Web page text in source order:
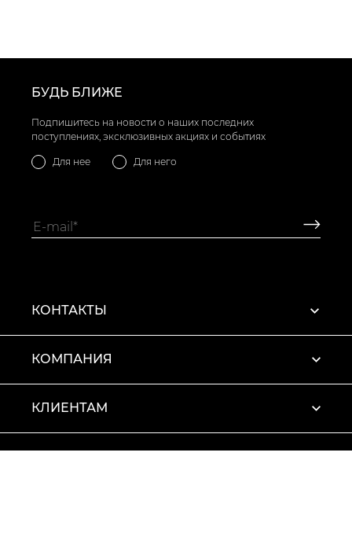
БУДЬ БЛИЖЕ
Подпишитесь на новости о наших последних
поступлениях, эксклюзивных акциях и событиях
Для нее Для него
КОНТАКТЫ
КОМПАНИЯ
КЛИЕНТАМ